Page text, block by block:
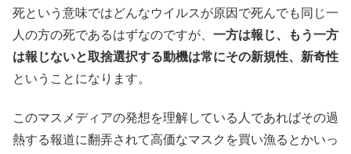
死という意味ではどんなウイルスが原因で死んでも同じ一
人の方の死であるはずなのですが、 一方は報じ、もう一方
は報じないと取捨選択する動機は常にその新規性、新奇性
ということになります。
このマスメディアの発想を理解している人であればその過
熱する報道に翻弄されて高価なマスクを買い漁るとかいっ